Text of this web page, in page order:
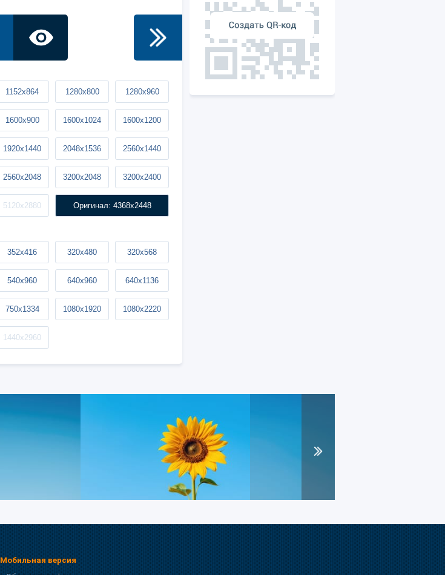
1152x864 1280x800 1280x960
1600x900 1600x1024 1600x1200
1920x1440 2048x1536 2560x1440
2560x2048 3200x2048 3200x2400
5120x2880 Оригинал: 4368x2448
352x416 320x480 320x568
540x960 640x960 640x1136
750x1334 1080x1920 1080x2220
1440x2960
Мобильная версия